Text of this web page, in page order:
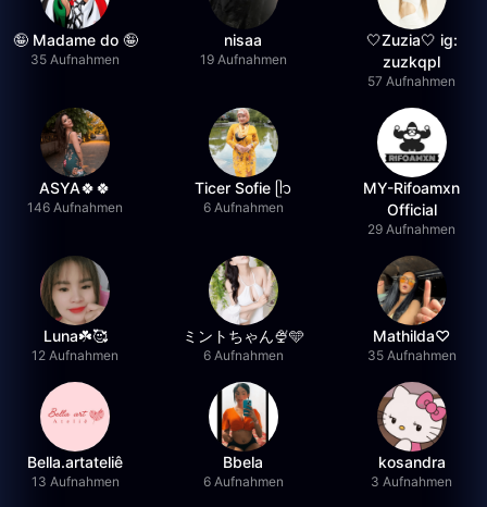
🤪 Madame do 🤪
35 Aufnahmen
nisaa
19 Aufnahmen
🤍Zuzia🤍 ig:
zuzkqpl
57 Aufnahmen
ASYA🍀🍀
146 Aufnahmen
Ticer Sofie ᥫ᭡
6 Aufnahmen
MY-Rifoamxn
Official
29 Aufnahmen
Luna☘️🥰
12 Aufnahmen
ミントちゃん🍨🩵
6 Aufnahmen
Mathilda♡︎
35 Aufnahmen
Bella.artateliê
13 Aufnahmen
Bbela
6 Aufnahmen
kosandra
3 Aufnahmen